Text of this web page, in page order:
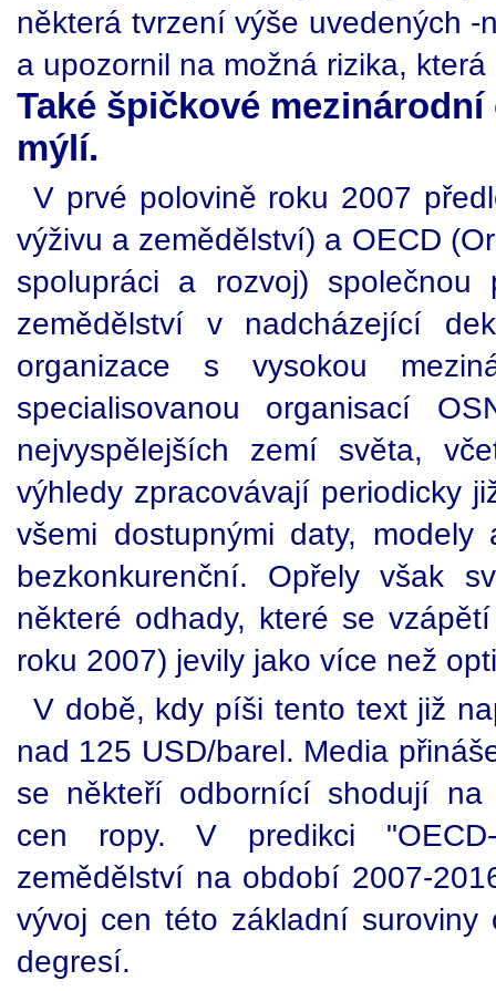
některá tvrzení výše uvedených -
a upozornil na možná rizika,
Také špičkové
mýlí.
V prvé polovině roku 2007
výživu a zemědělství) a OECD
spolupráci a rozvoj) společnou
zemědělství v nadcházející
organizace s vysokou
specialisovanou organisací
nejvyspělejších zemí světa,
výhledy zpracovávají periodicky
všemi dostupnými daty,
bezkonkurenční. Opřely však
některé odhady, které se
roku 2007) jevily jako více než
V době, kdy píši tento text již
nad 125 USD/barel. Media
se někteří odbornící shodují na
cen ropy. V predikci
zemědělství na období 2007-
vývoj cen této základní suroviny
degresí.